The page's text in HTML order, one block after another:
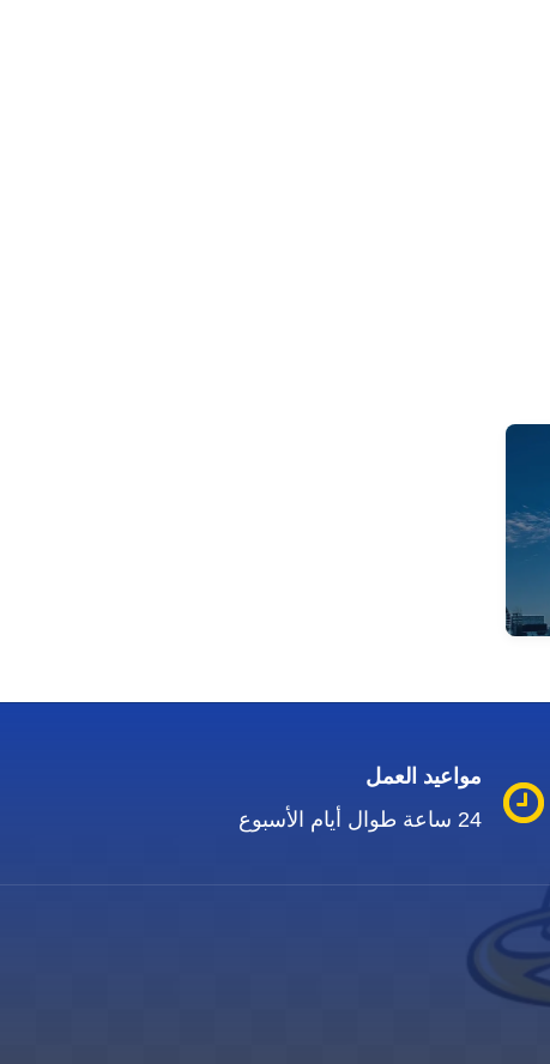
مواعيد العمل
24 ساعة طوال أيام الأسبوع